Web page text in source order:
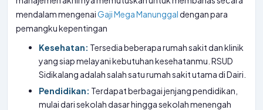
mendalam mengenaiGaji Mega Manunggaldengan para
pemangku kepentingan
Kesehatan: Tersedia beberapa rumah sakit dan klinik
yang siap melayani kebutuhan kesehatanmu. RSUD
Sidikalang adalah salah satu rumah sakit utama di Dairi.
Pendidikan: Terdapat berbagai jenjang pendidikan,
mulai dari sekolah dasar hingga sekolah menengah